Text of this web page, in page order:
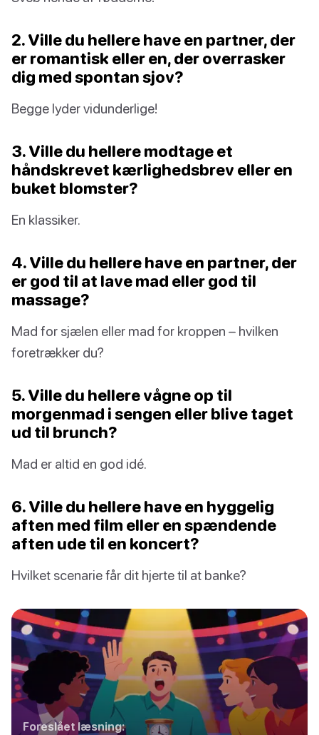
2. Ville du hellere have en partner, der
er romantisk eller en, der overrasker
dig med spontan sjov?
Begge lyder vidunderlige!
3. Ville du hellere modtage et
håndskrevet kærlighedsbrev eller en
buket blomster?
En klassiker.
4. Ville du hellere have en partner, der
er god til at lave mad eller god til
massage?
Mad for sjælen eller mad for kroppen – hvilken
foretrækker du?
5. Ville du hellere vågne op til
morgenmad i sengen eller blive taget
ud til brunch?
Mad er altid en god idé.
6. Ville du hellere have en hyggelig
aften med film eller en spændende
aften ude til en koncert?
Hvilket scenarie får dit hjerte til at banke?
Foreslået læsning: